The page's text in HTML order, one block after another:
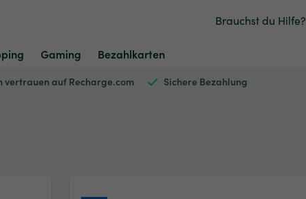
Brauchst du Hilfe?
Gaming Bezahlkarten
vertrauen auf Recharge.com Sichere Bezahlung